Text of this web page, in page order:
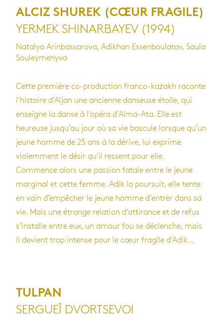
ALCIZ SHUREK (CŒUR FRAGILE)
YERMEK SHINARBAYEV (1994)
Natalya Arinbassarova, Adikhan Essenboulatov, Saula
Souleymenyva
Cette première co-production franco-kazakh raconte
l’histoire d’Aïjan une ancienne danseuse étoile, qui
enseigne la danse à l’opéra d’Alma-Ata. Elle est
heureuse jusqu’au jour où sa vie bascule lorsque qu’un
jeune homme de 25 ans à la dérive, lui exprime
violemment le désir qu’il ressent pour elle.
Commence alors une passion fatale entre le jeune
marginal et cette femme. Adik la poursuit, elle tente
en vain d’empêcher le jeune homme d’entrer dans sa
vie. Mais une étrange relation d’attirance et de refus
s’installe entre eux, un amour fou se déclenche, mais
il devient trop intense pour le cœur fragile d’Adik…
TULPAN
SERGUEÎ DVORTSEVOI